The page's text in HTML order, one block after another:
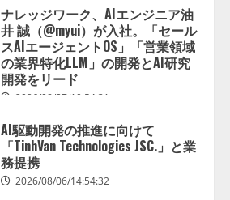
2026/08/07/13:53:50
ナレッジワーク、AIエンジニア油
井 誠（@myui）が入社。「セール
スAIエージェントOS」「営業領域
の業界特化LLM」の開発とAI研究
開発をリード
2026/08/07/10:54:31
AI駆動開発の推進に向けて
「TinhVan Technologies JSC.」と業
務提携
2026/08/06/14:54:32